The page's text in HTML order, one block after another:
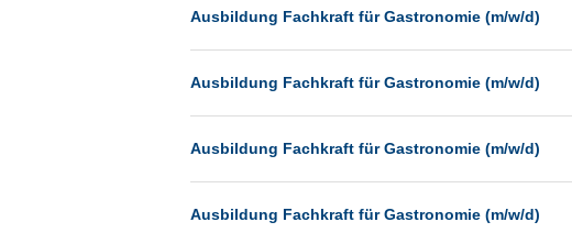
Freiburg
Hamburg
Ausbildung Fachkraft für Gastronomie (m/w/d)
Ausbildung Fachkraft für Gastronomie (m/w/d)
Ausbildung Fachkraft für Gastronomie (m/w/d)
Ausbildung Fachkraft für Gastronomie (m/w/d)